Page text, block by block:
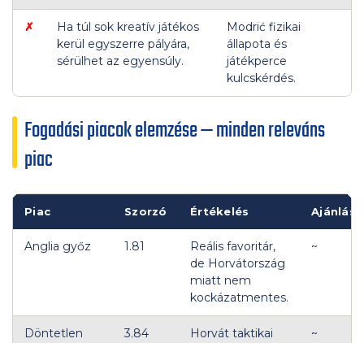
✗
Ha túl sok kreatív játékos
kerül egyszerre pályára,
sérülhet az egyensúly.
Modrić fizikai
állapota és
játékperce
kulcskérdés.
Fogadási piacok elemzése — minden releváns
piac
Piac Szorzó Értékelés Ajánlás
Anglia győz 1.81
Reális favoritár,
de Horvátország
miatt nem
kockázatmentes.
~
Döntetlen 3.84
Horvát taktikai
~